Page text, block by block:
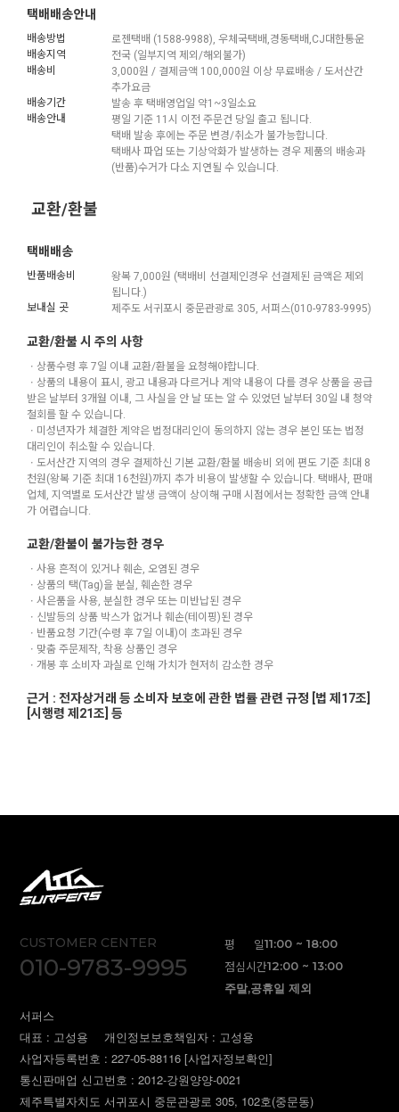
택배배송안내
배송방법
로젠택배 (1588-9988), 우체국택배,경동택배,CJ대한통운
배송지역
전국 (일부지역 제외/해외불가)
배송비
3,000원 / 결제금액 100,000원 이상 무료배송 / 도서산간
추가요금
배송기간
발송 후 택배영업일 약1~3일소요
배송안내
평일 기준 11시 이전 주문건 당일 출고 됩니다.
택배 발송 후에는 주문 변경/취소가 불가능합니다.
택배사 파업 또는 기상악화가 발생하는 경우 제품의 배송과
(반품)수거가 다소 지연될 수 있습니다.
교환/환불
택배배송
반품배송비
왕복 7,000원 (택배비 선결제인경우 선결제된 금액은 제외
됩니다.)
보내실 곳
제주도 서귀포시 중문관광로 305, 서퍼스(010-9783-9995)
교환/환불 시 주의 사항
ㆍ상품수령 후 7일 이내 교환/환불을 요청해야합니다.
ㆍ상품의 내용이 표시, 광고 내용과 다르거나 계약 내용이 다를 경우 상품을 공급
받은 날부터 3개월 이내, 그 사실을 안 날 또는 알 수 있었던 날부터 30일 내 청약
철회를 할 수 있습니다.
ㆍ미성년자가 체결한 계약은 법정대리인이 동의하지 않는 경우 본인 또는 법정
대리인이 취소할 수 있습니다.
ㆍ도서산간 지역의 경우 결제하신 기본 교환/환불 배송비 외에 편도 기준 최대 8
천원(왕복 기준 최대 16천원)까지 추가 비용이 발생할 수 있습니다. 택배사, 판매
업체, 지역별로 도서산간 발생 금액이 상이해 구매 시점에서는 정확한 금액 안내
가 어렵습니다.
교환/환불이 불가능한 경우
ㆍ사용 흔적이 있거나 훼손, 오염된 경우
ㆍ상품의 택(Tag)을 분실, 훼손한 경우
ㆍ사은품을 사용, 분실한 경우 또는 미반납된 경우
ㆍ신발등의 상품 박스가 없거나 훼손(테이핑)된 경우
ㆍ반품요청 기간(수령 후 7일 이내)이 초과된 경우
ㆍ맞춤 주문제작, 착용 상품인 경우
ㆍ개봉 후 소비자 과실로 인해 가치가 현저히 감소한 경우
근거 : 전자상거래 등 소비자 보호에 관한 법률 관련 규정 [법 제17조]
[시행령 제21조] 등
CUSTOMER CENTER
010-9783-9995
평 일11:00 ~ 18:00
점심시간12:00 ~ 13:00
주말,공휴일 제외
서퍼스
대표 : 고성용
개인정보보호책임자 : 고성용
사업자등록번호 : 227-05-88116[사업자정보확인]
통신판매업 신고번호 : 2012-강원양양-0021
제주특별자치도 서귀포시 중문관광로 305, 102호(중문동)